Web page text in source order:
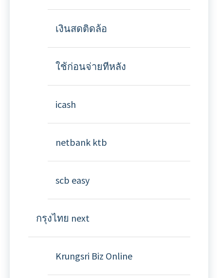
เงินสดติดล้อ
ใช้ก่อนจ่ายทีหลัง
icash
netbank ktb
scb easy
กรุงไทย next
Krungsri Biz Online